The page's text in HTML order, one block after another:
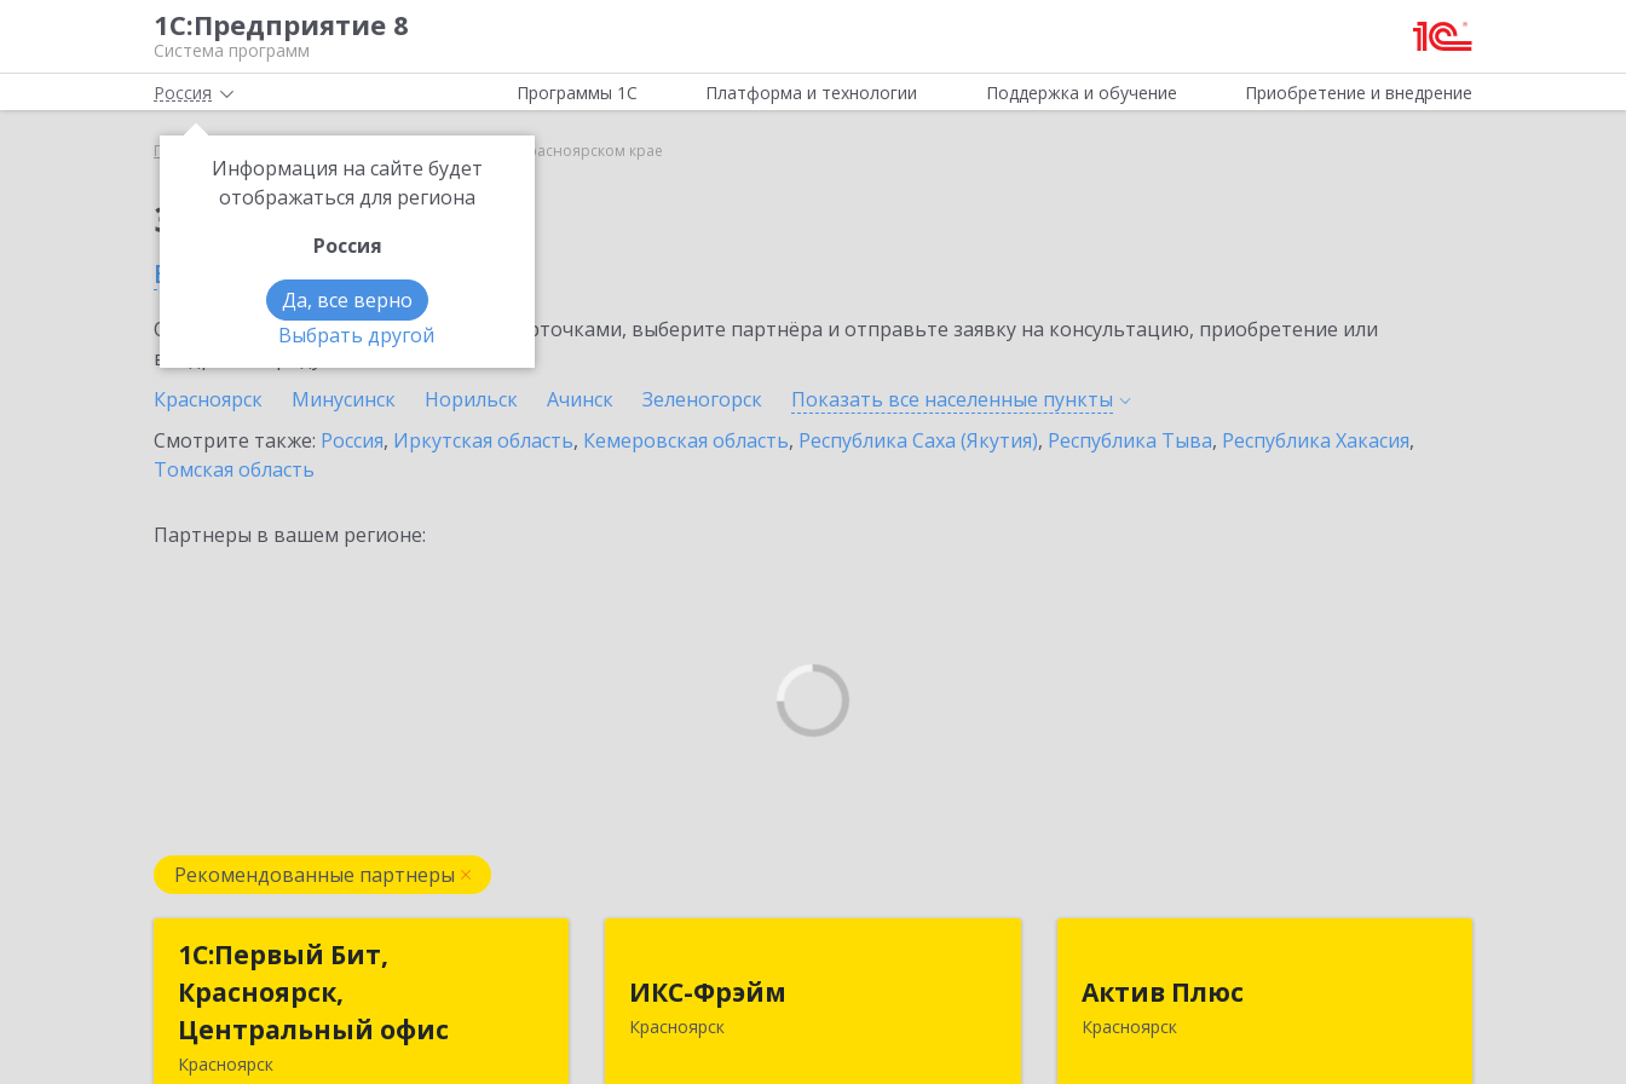
1С:Предприятие 8
Система программ
Россия
Информация на сайте будет
отображаться для региона
Россия
Да, все верно
Выбрать другой
Программы 1С Платформа и технологии Поддержка и обучение Приобретение и внедрение
Главная 1С:Share в Красноярском крае
Заказать 1С:Share
в Красноярском крае
Ознакомьтесь с информационными карточками, выберите партнёра и отправьте заявку на консультацию, приобретение или
внедрение продукта.
Красноярск
Минусинск Норильск Ачинск Зеленогорск Показать все населенные пункты
Смотрите также: Россия, Иркутская область, Кемеровская область, Республика Саха (Якутия), Республика Тыва, Республика Хакасия,
Томская область
Партнеры в вашем регионе:
Рекомендованные партнеры
1С:Первый Бит,
Красноярск,
Центральный офис
Красноярск
1С:Первый Бит,
Центральный офис
ИКС-Фрэйм
Красноярск
Красноярск г, Батурина ул, дом № 32,
Актив Плюс
Красноярск
Красноярск г, Обороны ул, дом № 3,